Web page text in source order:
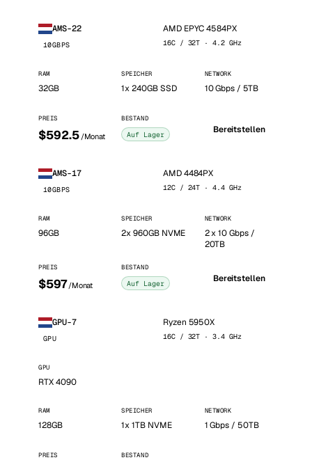
AMS-22
10GBPS
AMD EPYC 4584PX
16C / 32T · 4.2 GHz
RAM
32GB
SPEICHER
1x 240GB SSD
NETWORK
10 Gbps / 5TB
PREIS
$592.5 /Monat
BESTAND
Auf Lager Bereitstellen
AMS-17
10GBPS
AMD 4484PX
12C / 24T · 4.4 GHz
RAM
96GB
SPEICHER
2x 960GB NVME
NETWORK
2 x 10 Gbps /
20TB
PREIS
$597 /Monat
BESTAND
Auf Lager Bereitstellen
GPU-7
GPU
Ryzen 5950X
16C / 32T · 3.4 GHz
GPU
RTX 4090
RAM
128GB
SPEICHER
1x 1TB NVME
NETWORK
1 Gbps / 50TB
PREIS BESTAND